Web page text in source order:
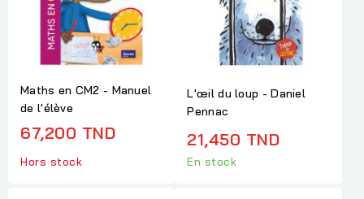
Maths en CM2 - Manuel
de l'élève
67,200 TND
Hors stock
L'œil du loup - Daniel
Pennac
21,450 TND
En stock